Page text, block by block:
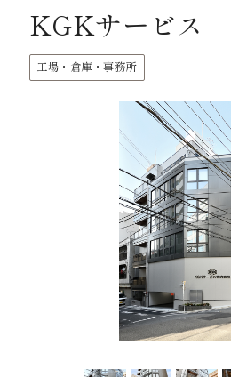
KGKサービス
工場・倉庫・事務所